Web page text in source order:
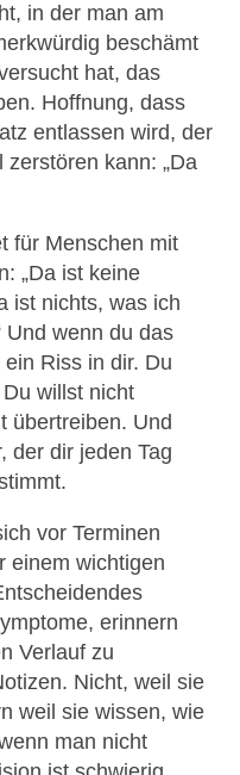
in der man am
beschämt
hat, das
Hoffnung, dass
entlassen wird, der
kann: „Da
für Menschen mit
„Da ist keine
ist nichts, was ich
Und wenn du das
Riss in dir. Du
willst nicht
übertreiben. Und
der dir jeden Tag
vor Terminen
einem wichtigen
erinnern
Verlauf zu
Nicht, weil sie
weil sie wissen, wie
man nicht